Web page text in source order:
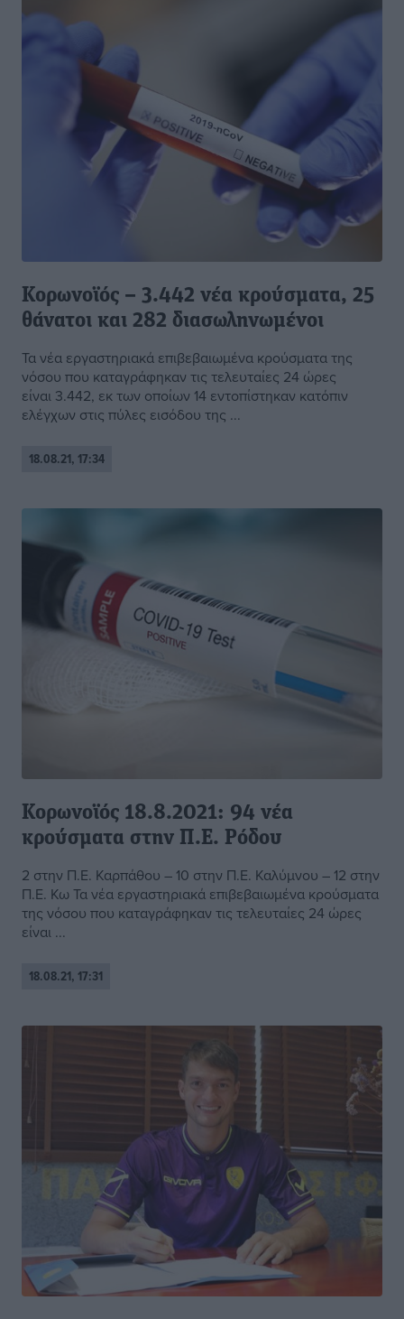
Κορωνοϊός – 3.442 νέα κρούσματα, 25
θάνατοι και 282 διασωληνωμένοι
Τα νέα εργαστηριακά επιβεβαιωμένα κρούσματα της
νόσου που καταγράφηκαν τις τελευταίες 24 ώρες
είναι 3.442, εκ των οποίων 14 εντοπίστηκαν κατόπιν
ελέγχων στις πύλες εισόδου της ...
18.08.21, 17:34
Κορωνοϊός 18.8.2021: 94 νέα
κρούσματα στην Π.Ε. Ρόδου
2 στην Π.Ε. Καρπάθου – 10 στην Π.Ε. Καλύμνου – 12 στην
Π.Ε. Κω Τα νέα εργαστηριακά επιβεβαιωμένα κρούσματα
της νόσου που καταγράφηκαν τις τελευταίες 24 ώρες
είναι ...
18.08.21, 17:31